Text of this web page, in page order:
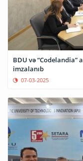
BDU və “Codelandia”
imzalanıb
07-03-2025